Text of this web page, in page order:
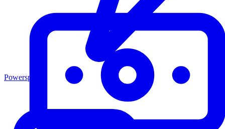
Powersports